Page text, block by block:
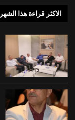
الاكثر قراءة هذا الشهر